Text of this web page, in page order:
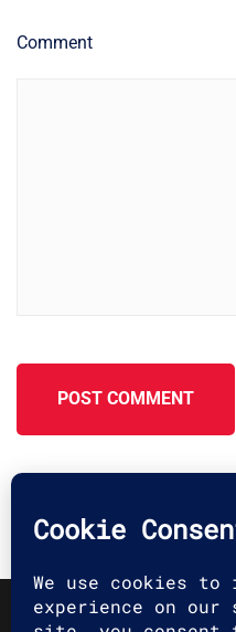
Comment
POST COMMENT